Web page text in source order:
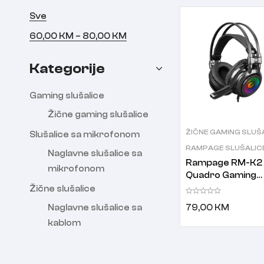
Sve
60,00 KM – 80,00 KM
Kategorije
Gaming slušalice
Žične gaming slušalice
Slušalice sa mikrofonom
Naglavne slušalice sa
mikrofonom
Žične slušalice
Naglavne slušalice sa
kablom
ŽIČNE GAMING
RAMPAGE
Rampage RM-K2
Quadro Gaming
slušalice
79,00 KM